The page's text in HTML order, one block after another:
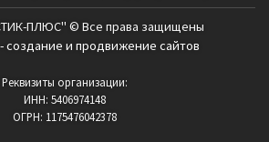
ПЛЮС" © Все права защищены
создание и продвижение сайтов
Реквизиты организации:
ИНН: 5406974148
ОГРН: 1175476042378